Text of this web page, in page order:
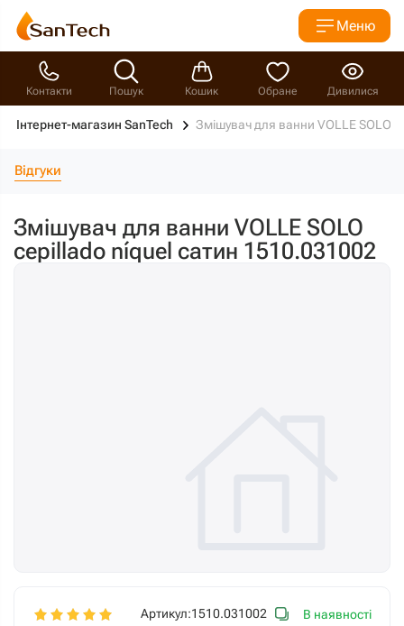
Меню
Контакти Пошук Кошик Обране Дивилися
Інтернет-магазин SanTech Змішувач для ванни VOLLE SOLO
Відгуки
Змішувач для ванни VOLLE SOLO
cepillado níquel сатин 1510.031002
Артикул:1510.031002 В наявності